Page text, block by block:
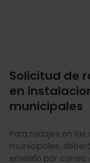
Solicitud de
en
municipales
Para rodajes en
municipales,
enviarlo por